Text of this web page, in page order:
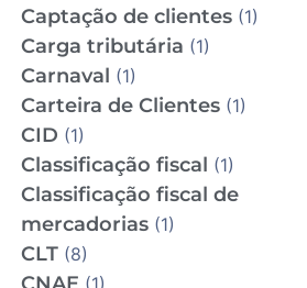
Captação de clientes(1)
Carga tributária (1)
Carnaval (1)
Carteira de Clientes(1)
CID (1)
Classificação fiscal (1)
Classificação fiscal de
mercadorias(1)
CLT(8)
CNAE (1)